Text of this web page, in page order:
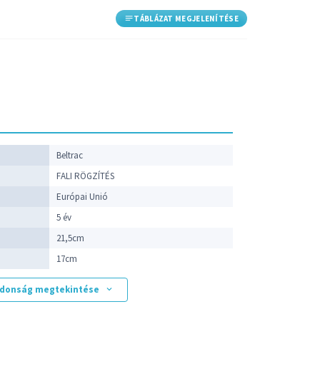
TÁBLÁZAT MEGJELENÍTÉSE
Beltrac
FALI RÖGZÍTÉS
Európai Unió
5 év
21,5cm
17cm
megtekintése